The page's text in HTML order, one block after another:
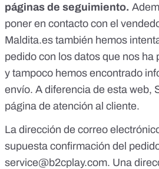
páginas de seguimiento.
poner en contacto con el
Maldita.es también hemos
pedido con los datos que nos ha
y tampoco hemos encontrado
envío. A diferencia de esta web,
página de atención al cliente.
La dirección de correo
supuesta confirmación del
service@b2cplay.com. Una